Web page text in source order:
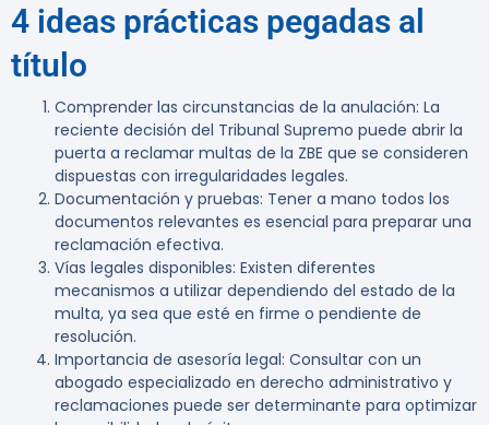
4 ideas prácticas pegadas al
título
Comprender las circunstancias de la anulación: La
reciente decisión del Tribunal Supremo puede abrir la
puerta a reclamar multas de la ZBE que se consideren
dispuestas con irregularidades legales.
Documentación y pruebas: Tener a mano todos los
documentos relevantes es esencial para preparar una
reclamación efectiva.
Vías legales disponibles: Existen diferentes
mecanismos a utilizar dependiendo del estado de la
multa, ya sea que esté en firme o pendiente de
resolución.
Importancia de asesoría legal: Consultar con un
abogado especializado en derecho administrativo y
reclamaciones puede ser determinante para optimizar